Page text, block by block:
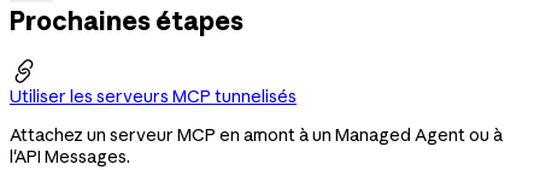
Prochaines étapes

Utiliser les serveurs MCP tunnelisés
Attachez un serveur MCP en amont à un Managed Agent ou à
l'API Messages.